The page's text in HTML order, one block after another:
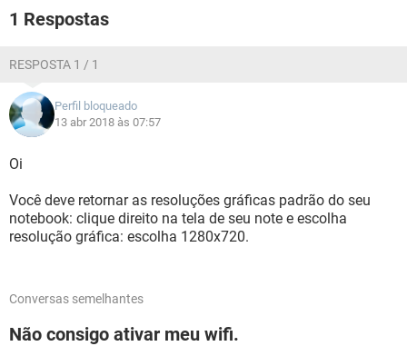
1 Respostas
RESPOSTA 1 / 1
Perfil bloqueado
13 abr 2018 às 07:57
Oi
Você deve retornar as resoluções gráficas padrão do seu
notebook: clique direito na tela de seu note e escolha
resolução gráfica: escolha 1280x720.
Conversas semelhantes
Não consigo ativar meu wifi.